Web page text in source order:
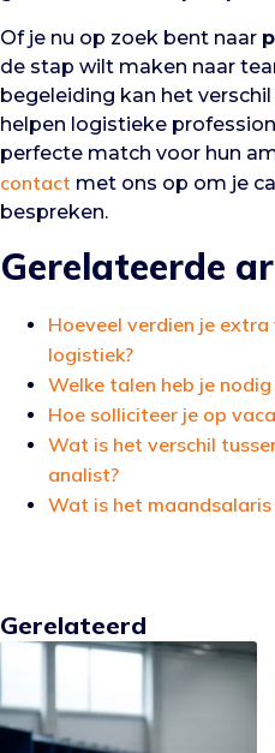
Of je nu op zoek bent naar
de stap wilt maken naar
begeleiding kan het
helpen logistieke
perfecte match voor hun
contact met ons op om je
bespreken.
Gerelateerde
Hoeveel verdien je
logistiek?
Welke talen heb je
Hoe solliciteer je op
Wat is het verschil
analist?
Wat is het maandsalaris
Gerelateerd